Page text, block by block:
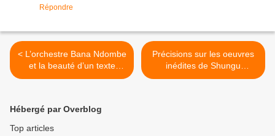
Répondre
< L’orchestre Bana Ndombe
et la beauté d’un texte
inédit
Précisions sur les oeuvres
inédites de Shungu
Wembadio dit Papa
Hébergé par Overblog
Top articles